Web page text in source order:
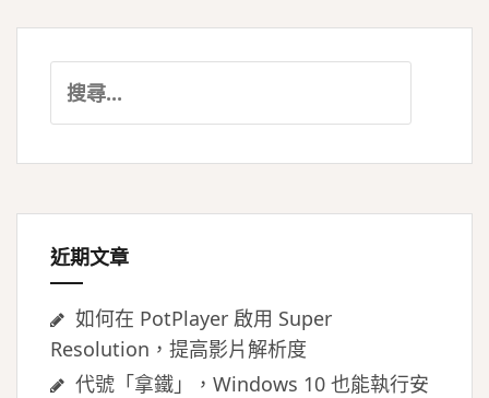
尋
鍵
近期文章
如何在 PotPlayer 啟用 Super
Resolution，提高影片解析度
代號「拿鐵」，Windows 10 也能執行安